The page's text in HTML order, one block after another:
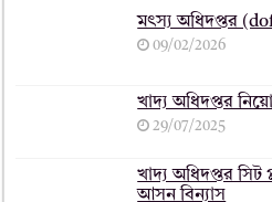
মৎস্য অধিদপ্তর
09/02/2026
খাদ্য অধিদপ্তর
29/07/2025
খাদ্য অধিদপ্তর সিট
আসন বিন্যাস